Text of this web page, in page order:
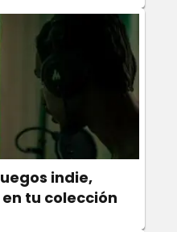
indie,
tu colección